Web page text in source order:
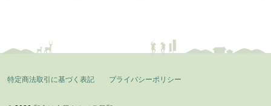
特定商法取引に基づく表記 プライバシーポリシー